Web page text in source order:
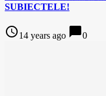
SUBIECTELE!
access_time14 years ago chat_bubble0